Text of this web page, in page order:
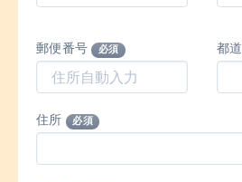
郵便番号 必須 都
住所 必須